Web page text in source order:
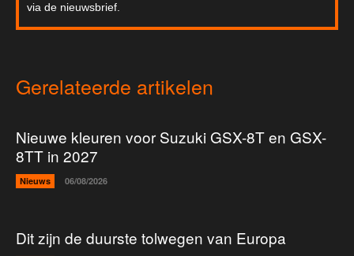
via de nieuwsbrief.
Gerelateerde artikelen
Nieuwe kleuren voor Suzuki GSX-8T en GSX-
8TT in 2027
Nieuws 06/08/2026
Dit zijn de duurste tolwegen van Europa